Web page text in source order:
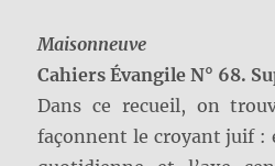
Maisonneuve
Cahiers Évangile N° 68.
Dans ce recueil, on
façonnent le croyant juif :